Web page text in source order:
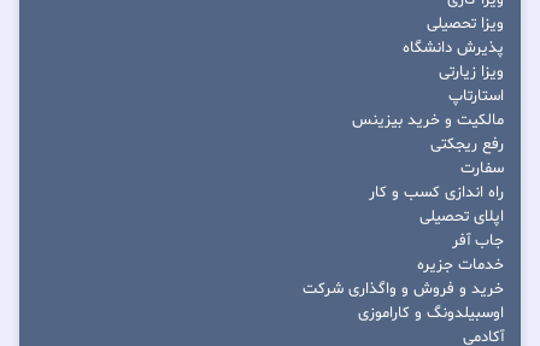
ویزا تحصیلی
پذیرش دانشگاه
ویزا زیارتی
استارتاپ
مالکیت و خرید بیزینس
رفع ریجکتی
سفارت
راه اندازی کسب و کار
اپلای تحصیلی
جاب آفر
خدمات جزیره
خرید و فروش و واگذاری شرکت
اوسبیلدونگ و کاراموزی
آکادمی